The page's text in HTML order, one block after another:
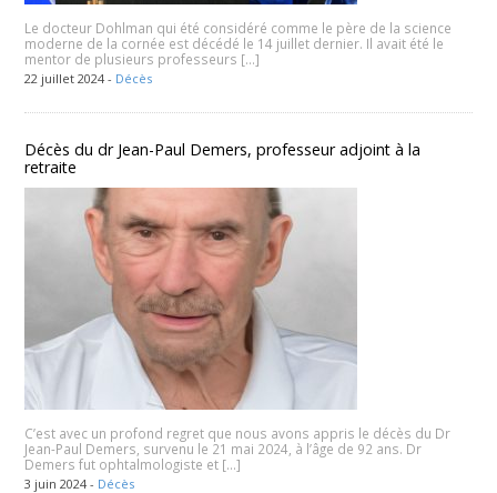
Le docteur Dohlman qui été considéré comme le père de la science
moderne de la cornée est décédé le 14 juillet dernier. Il avait été le
mentor de plusieurs professeurs […]
22 juillet 2024 - Décès
Décès du dr Jean-Paul Demers, professeur adjoint à la
retraite
C’est avec un profond regret que nous avons appris le décès du Dr
Jean-Paul Demers, survenu le 21 mai 2024, à l’âge de 92 ans. Dr
Demers fut ophtalmologiste et […]
3 juin 2024 - Décès